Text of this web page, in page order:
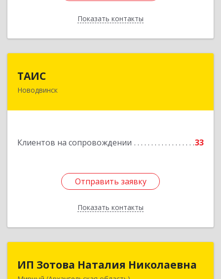
Показать контакты
Назад
ТАИС
Новодвинск
Клиентов на сопровождении 33
Отправить заявку
Показать контакты
164902, Архангельская обл, Новодвинск г,
Отправить заявку
Назад
ИП Зотова Наталия Николаевна